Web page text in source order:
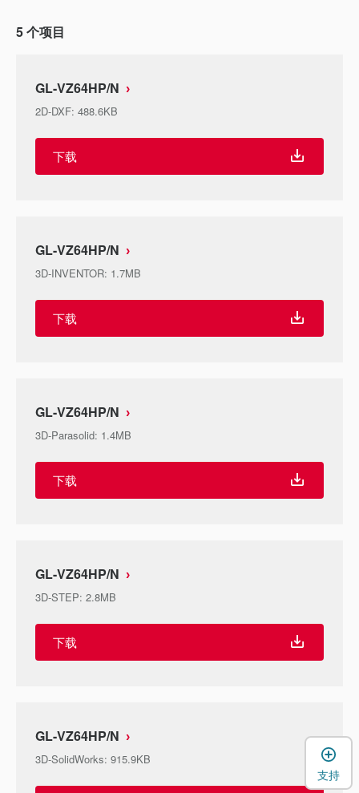
5个项目
GL-VZ64HP/N
2D-DXF: 488.6KB
下载
GL-VZ64HP/N
3D-INVENTOR: 1.7MB
下载
GL-VZ64HP/N
3D-Parasolid: 1.4MB
下载
GL-VZ64HP/N
3D-STEP: 2.8MB
下载
GL-VZ64HP/N
3D-SolidWorks: 915.9KB
支持